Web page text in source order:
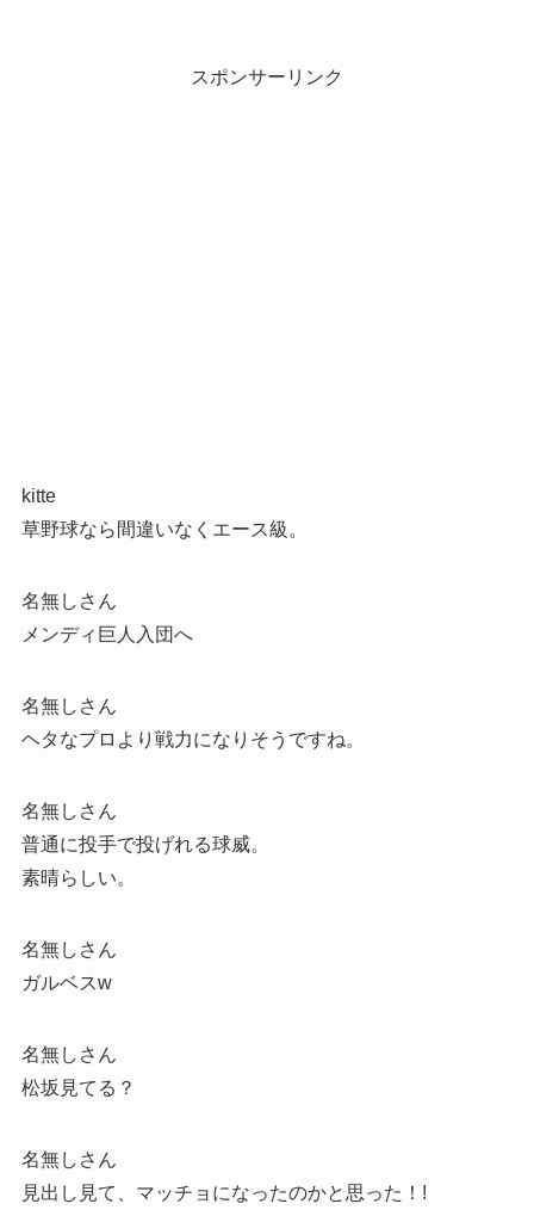
スポンサーリンク
kitte
草野球なら間違いなくエース級。
名無しさん
メンディ巨人入団へ
名無しさん
ヘタなプロより戦力になりそうですね。
名無しさん
普通に投手で投げれる球威。
素晴らしい。
名無しさん
ガルベスw
名無しさん
松坂見てる？
名無しさん
見出し見て、マッチョになったのかと思った！!